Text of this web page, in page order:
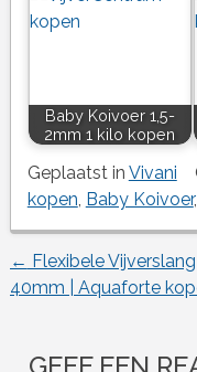
Baby Koivoer 1,5-
2mm 1 kilo kopen
Geplaatst in Vivani
kopen, Baby Koivoer,
← Flexibele Vijverslang
40mm | Aquaforte